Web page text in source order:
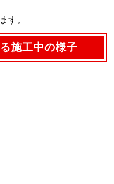
す。
施工中の様子